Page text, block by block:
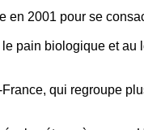
en 2001 pour se
pain biologique et au
qui regroupe